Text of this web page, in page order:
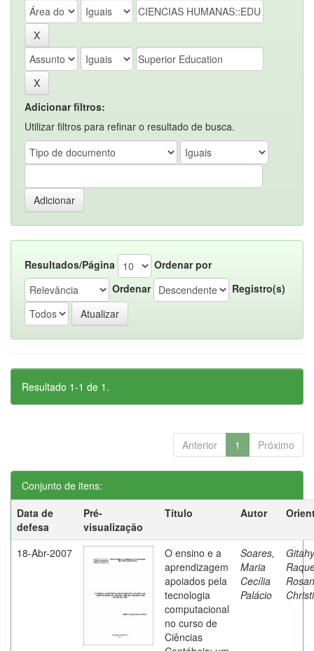
Adicionar filtros:
Utilizar filtros para refinar o resultado de busca.
Resultados/Página
Ordenar por
Ordenar
Registro(s)
Resultado 1-1 de 1.
Anterior 1 Próximo
Conjunto de itens:
Data de
defesa
Pré-
visualização
Título Autor
18-Abr-2007
O ensino e a
aprendizagem
apoiados pela
tecnologia
computacional
no curso de
Ciências
Soares,
Maria
Cecília
Palácio
Rosan